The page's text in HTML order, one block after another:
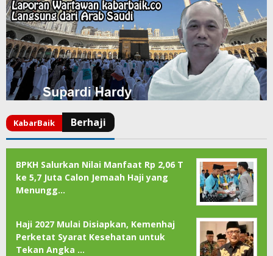
BPKH Salurkan Nilai Manfaat Rp 2,06 T
ke 5,7 Juta Calon Jemaah Haji yang
Menungg…
Haji 2027 Mulai Disiapkan, Kemenhaj
Perketat Syarat Kesehatan untuk
Tekan Angka …